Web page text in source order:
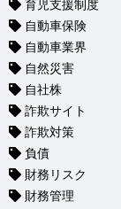
育児支援制度
自動車保険
自動車業界
自然災害
自社株
詐欺サイト
詐欺対策
負債
財務リスク
財務管理